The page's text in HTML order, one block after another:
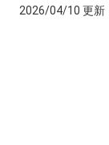
2026/04/10 更新